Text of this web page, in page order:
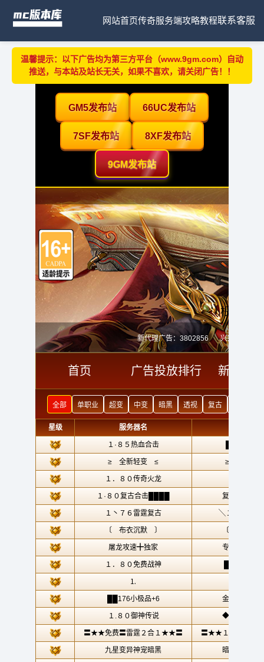
网站首页传奇服务端攻略教程联系客服
温馨提示：以下广告均为第三方平台（www.9gm.com）自动
推送，与本站及站长无关，如果不喜欢，请关闭广告！！